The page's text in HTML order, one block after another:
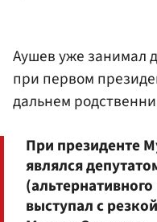
Аушев уже занимал
при первом
дальнем
При президенте
являлся
выступал с